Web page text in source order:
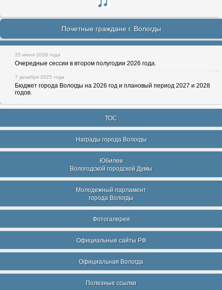
Почетные граждане г. Вологды
25 июня 2026 года
Очередные сессии в втором полугодии 2026 года.
7 декабря 2025 года
Бюджет города Вологды на 2026 год и плановый период 2027 и 2028
годов.
ТОС
Награды города Вологды
Юбилеи
Вологодской городской Думы
Молодежный парламент
города Вологды
Фотогалерея
Официальные сайты РФ
Официальная Вологда
Полезные ссылки